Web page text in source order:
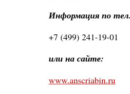
Информация по
+7 (499) 241-19-01
или на сайте:
www.anscriabin.ru